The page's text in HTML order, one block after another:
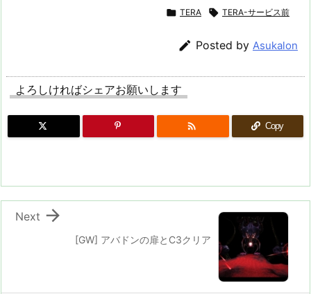
 TERA  TERA-サービス前
 Posted by Asukalon
よろしければシェアお願いします
 Copy
[GW] アバドンの扉とC3クリア

Next